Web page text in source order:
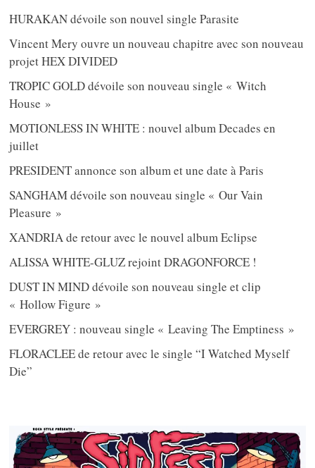
HURAKAN dévoile son nouvel single Parasite
Vincent Mery ouvre un nouveau chapitre avec son nouveau
projet HEX DIVIDED
TROPIC GOLD dévoile son nouveau single « Witch
House »
MOTIONLESS IN WHITE : nouvel album Decades en
juillet
PRESIDENT annonce son album et une date à Paris
SANGHAM dévoile son nouveau single « Our Vain
Pleasure »
XANDRIA de retour avec le nouvel album Eclipse
ALISSA WHITE-GLUZ rejoint DRAGONFORCE !
DUST IN MIND dévoile son nouveau single et clip
« Hollow Figure »
EVERGREY : nouveau single « Leaving The Emptiness »
FLORACLEE de retour avec le single “I Watched Myself
Die”